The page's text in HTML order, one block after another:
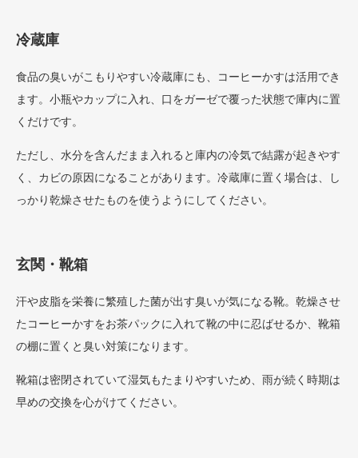
冷蔵庫
食品の臭いがこもりやすい冷蔵庫にも、コーヒーかすは活用でき
ます。小瓶やカップに入れ、口をガーゼで覆った状態で庫内に置
くだけです。
ただし、水分を含んだまま入れると庫内の冷気で結露が起きやす
く、カビの原因になることがあります。冷蔵庫に置く場合は、し
っかり乾燥させたものを使うようにしてください。
玄関・靴箱
汗や皮脂を栄養に繁殖した菌が出す臭いが気になる靴。乾燥させ
たコーヒーかすをお茶パックに入れて靴の中に忍ばせるか、靴箱
の棚に置くと臭い対策になります。
靴箱は密閉されていて湿気もたまりやすいため、雨が続く時期は
早めの交換を心がけてください。